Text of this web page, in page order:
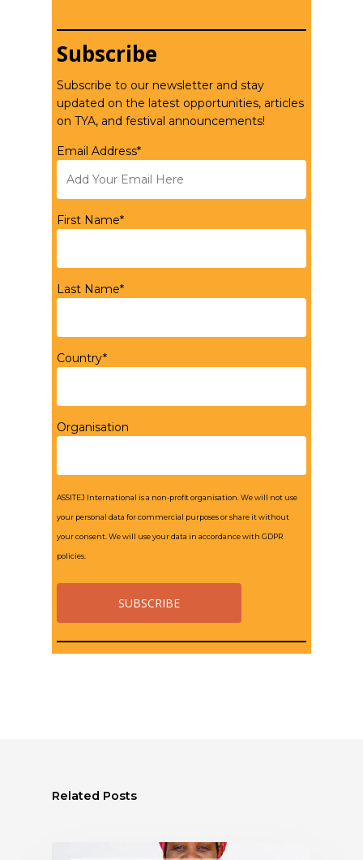
Subscribe
Subscribe to our newsletter and stay
updated on the latest opportunities, articles
on TYA, and festival announcements!
Email Address*
First Name*
Last Name*
Country*
Organisation
ASSITEJ International is a non-profit organisation. We will not use
your personal data for commercial purposes or share it without
your consent. We will use your data in accordance with GDPR
policies.
Related Posts